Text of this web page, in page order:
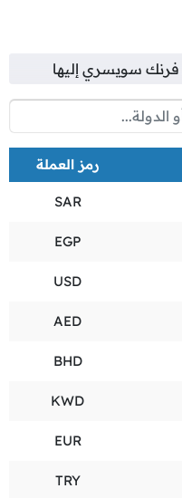
فرنك سويسري إليها
رمز العملة
SAR
EGP
USD
AED
BHD
KWD
EUR
TRY